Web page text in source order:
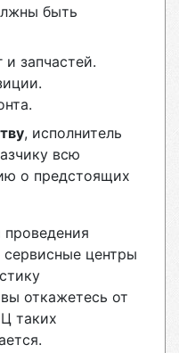
быть
запчастей.
, исполнитель
всю
о предстоящих
центры
откажетесь от
таких